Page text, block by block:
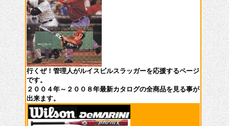
行くぜ！管理人がルイスビルスラッガーを応援するページ
です。
２００４年～２００８年最新カタログの全商品を見る事が
出来ます。